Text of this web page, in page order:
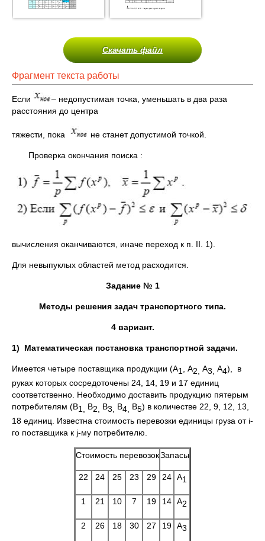
Скачать файл
Фрагмент текста работы
Если
– недопустимая точка, уменьшать в два раза
расстояния до центра
тяжести, пока не станет допустимой точкой.
Проверка окончания поиска :
вычисления оканчиваются, иначе переход к п. II. 1).
Для невыпуклых областей метод расходится.
Задание № 1
Методы решения задач транспортного типа.
4 вариант.
1) Математическая постановка транспортной задачи.
Имеется четыре поставщика продукции (А1 , А2, А3, А4), в
руках которых сосредоточены 24, 14, 19 и 17 единиц
соответственно. Необходимо доставить продукцию пятерым
потребителям (В1, В2, В3, В4, В5) в количестве 22, 9, 12, 13,
18 единиц. Известна стоимость перевозки единицы груза от i-
го поставщика к j-му потребителю.
Стоимость перевозокЗапасы
22 24 25 23 29 24 А1
1 21 10 7 19 14 А2
2 26 18 30 27 19 А3